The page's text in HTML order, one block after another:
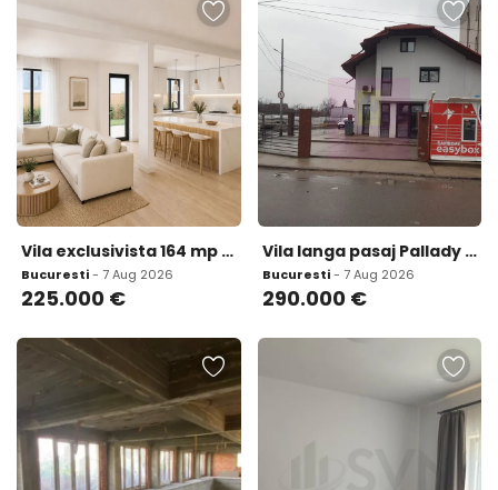
Vila exclusivista 164 mp construiti 320 mp curt
Bucuresti- 7 Aug 2026
225.000 €
Vila langa pasaj Pallady O investitie care produce ven
Bucuresti- 7 Aug 2026
290.000 €